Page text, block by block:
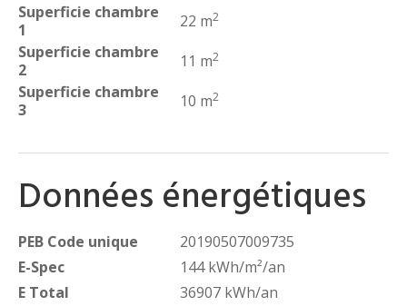
Superficie chambre
1
22 m2
Superficie chambre
2
11 m2
Superficie chambre
3
10 m2
Données énergétiques
PEB Code unique
20190507009735
E-Spec
144 kWh/m²/an
E Total
36907 kWh/an